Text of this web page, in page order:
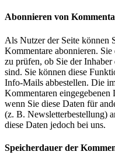
Abonnieren von
Als Nutzer der Seite können
Kommentare abonnieren.
zu prüfen, ob Sie der
sind. Sie können diese
Info-Mails abbestellen. Die
Kommentaren eingegebenen
wenn Sie diese Daten für
(z. B. Newsletterbestellung)
diese Daten jedoch bei uns.
Speicherdauer der